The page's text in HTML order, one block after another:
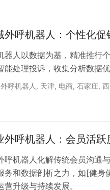
外呼机器人：个性化
器人以数据为基，精准推行
能处理投诉，收集分析数据
外呼机器人 , 天津, 电商, 石家庄,
外呼机器人：会员活
呼机器人化解传统会员沟通
务和数据剖析之力，如[健
营升级与持续发展。